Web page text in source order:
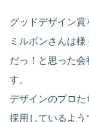
グッドデザイン賞
ミルボンさんは
だっ！と思った
す。
デザインのプロ
採用しているよう